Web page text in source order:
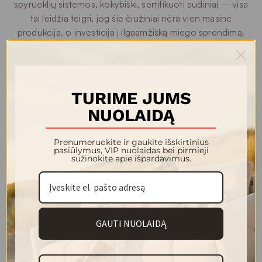
spyruoklių sistemos, kokybiški, sertifikuoti audiniai – visa
tai leidžia teigti, jog šie čiužiniai nėra vien masinė
produkcija, o investicija į ilgaamžišką miego sprendimą.
serijas: Silver, Gold ir Platinum, todėl vartotojas gali
– tai subalansuotas pasirinkimas kasdieniam naudojimui,
derinantis tvirtą atramą ir malonų prisitaikymą.
serijoje įdiegtos pažangesnės vėdinimo ir temperatūros
reguliavimo technologijos, suteikiančios dar didesnį
komfortą miegui.Platinum– aukščiausio lygio
segmentas, kuriame naudojamos prabangios medžiagos,
tokios kaip kasmyras ar „Cooler“ audiniai, užtikrinantys
natūralų švelnumą ir oro pralaidumą.
Be to, visi gaminiai pristatomi vakuuminėje pakuotėje – tai
užtikrina saugų ir kompaktišką gabenimą, lengvą įnešimą į
butą ar namus, o išpakavus čiužinys atgautą formą per
TURIME JUMS
NUOLAIDĄ
Prenumeruokite ir gaukite išskirtinius
pasiūlymus, VIP nuolaidas bei pirmieji
sužinokite apie išpardavimus.
GAUTI NUOLAIDĄ